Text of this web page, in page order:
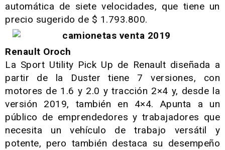
automática de siete velocidades, que tiene un
precio sugerido de $ 1.793.800.
Renault Oroch
La Sport Utility Pick Up de Renault diseñada a
partir de la Duster tiene 7 versiones, con
motores de 1.6 y 2.0 y tracción 2×4 y, desde la
versión 2019, también en 4×4. Apunta a un
público de emprendedores y trabajadores que
necesita un vehículo de trabajo versátil y
potente, pero también destaca su desempeño